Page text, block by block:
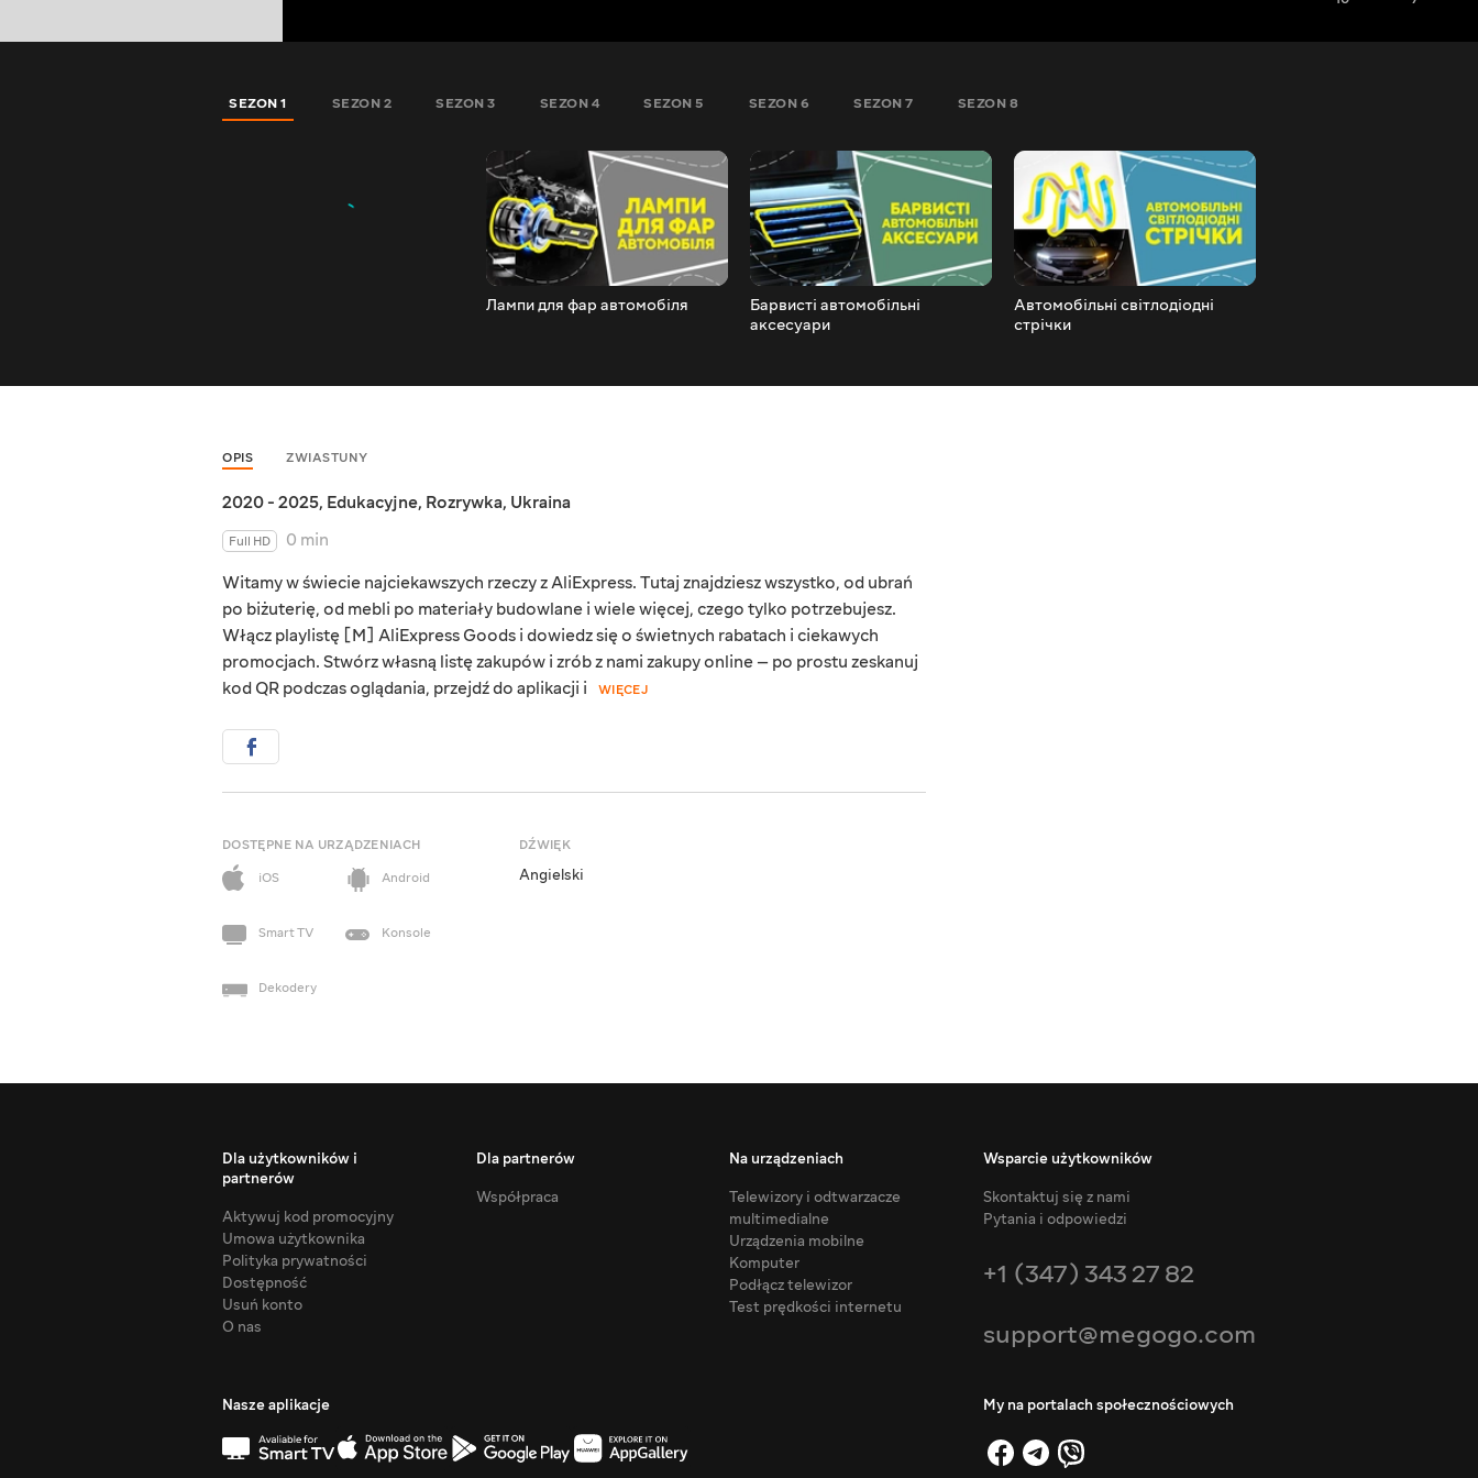
SEZON 1 SEZON 2 SEZON 3 SEZON 4 SEZON 5 SEZON 6 SEZON 7 SEZON 8
Лампи для фар автомобіля
Барвисті автомобільні
аксесуари
Автомобільні світлодіодні
стрічки
OPIS ZWIASTUNY
2020 - 2025, Edukacyjne, Rozrywka, Ukraina
Full HD
0 min
Witamy w świecie najciekawszych rzeczy z AliExpress. Tutaj znajdziesz wszystko, od ubrań
po biżuterię, od mebli po materiały budowlane i wiele więcej, czego tylko potrzebujesz.
Włącz playlistę [M] AliExpress Goods i dowiedz się o świetnych rabatach i ciekawych
promocjach. Stwórz własną listę zakupów i zrób z nami zakupy online — po prostu zeskanuj
kod QR podczas oglądania, przejdź do aplikacji i
WIĘCEJ
DOSTĘPNE NA URZĄDZENIACH
iOS
Android
Smart TV Konsole
Dekodery
DŹWIĘK
Angielski
Dla użytkowników i
partnerów
Aktywuj kod promocyjny
Umowa użytkownika
Polityka prywatności
Dostępność
Usuń konto
O nas
Dla partnerów
Współpraca
Na urządzeniach
Telewizory i odtwarzacze
multimedialne
Urządzenia mobilne
Komputer
Podłącz telewizor
Test prędkości internetu
Wsparcie użytkowników
Skontaktuj się z nami
Pytania i odpowiedzi
+1 (347) 343 27 82
support@megogo.com
Nasze aplikacje My na portalach społecznościowych